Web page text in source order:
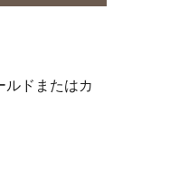
ドまたはカ